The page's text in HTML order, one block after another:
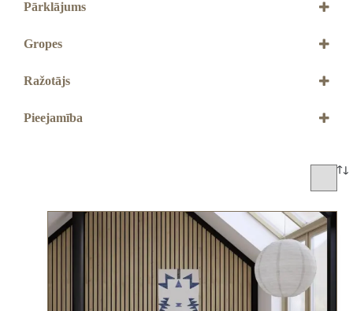
Herringbone Skujiņa
Pārklājums
Live Natural eļļa
Live Pure laka
Gropes
Bez gropēm
Ražotājs
Pieejamība